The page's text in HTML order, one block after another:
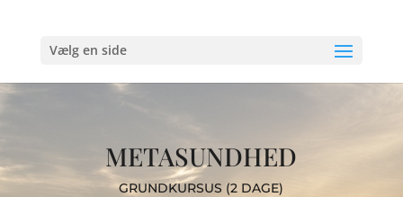
Vælg en side
METASUNDHED
GRUNDKURSUS (2 DAGE)